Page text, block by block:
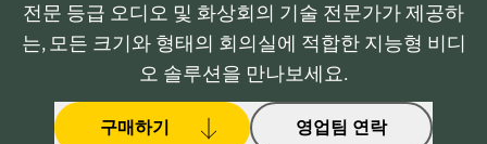
전문 등급 오디오 및 화상회의 기술 전문가가 제공하
는, 모든 크기와 형태의 회의실에 적합한 지능형 비디
오 솔루션을 만나보세요.
구매하기 영업팀 연락